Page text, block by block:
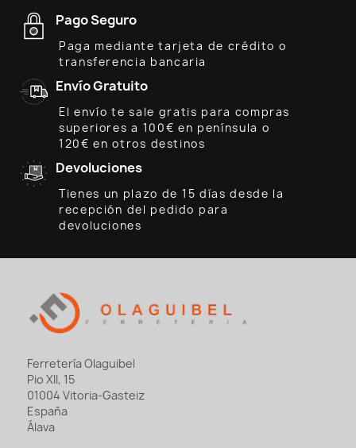
Pago Seguro
Paga mediante tarjeta de crédito o
transferencia bancaria
Envío Gratuito
El envío te sale gratis para compras
superiores a 100€ en península o
120€ en otros destinos
Devoluciones
Tienes un plazo de 15 días desde la
recepción del pedido para
devoluciones
Ferretería Olaguibel
Pio XII, 15
01004 Vitoria-Gasteiz
España
Álava